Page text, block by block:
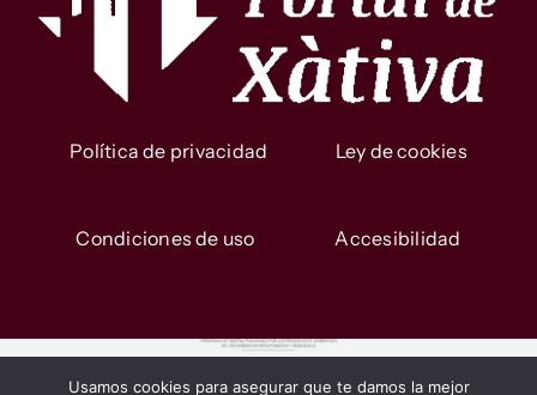
Política de privacidad Ley de cookies
Condiciones de uso Accesibilidad
Usamos cookies para asegurar que te damos la mejor